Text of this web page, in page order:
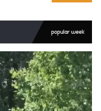
popular week